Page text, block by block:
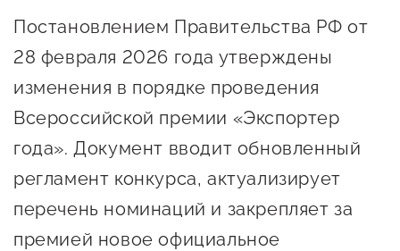
Онлайн-витрина продукции
Социальные сети "Мой
Бизнес Югра"
Меры поддержки
поддержки
Постановлением Правительства РФ от
28 февраля 2026 года утверждены
изменения в порядке проведения
Всероссийской премии «Экспортер
года». Документ вводит обновленный
регламент конкурса, актуализирует
перечень номинаций и закрепляет за
премией новое официальное